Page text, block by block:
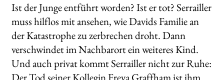
Ist der Junge entführt worden? Ist er tot? Serrailler
muss hilflos mit ansehen, wie Davids Familie an
der Katastrophe zu zerbrechen droht. Dann
verschwindet im Nachbarort ein weiteres Kind.
Und auch privat kommt Serrailler nicht zur Ruhe: